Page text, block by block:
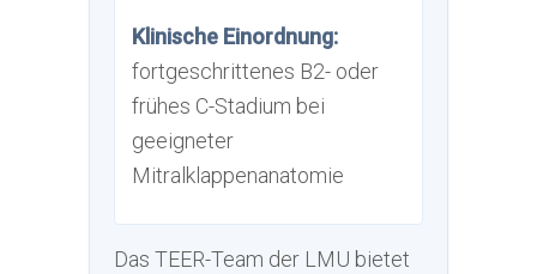
Klinische Einordnung:
fortgeschrittenes B2- oder
frühes C-Stadium bei
geeigneter
Mitralklappenanatomie
Das TEER-Team der LMU bietet